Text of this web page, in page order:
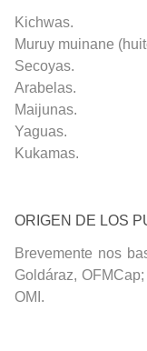
Kichwas.
Muruy muinane
Secoyas.
Arabelas.
Maijunas.
Yaguas.
Kukamas.
ORIGEN DE LOS
Brevemente nos
Goldáraz,
OMI.